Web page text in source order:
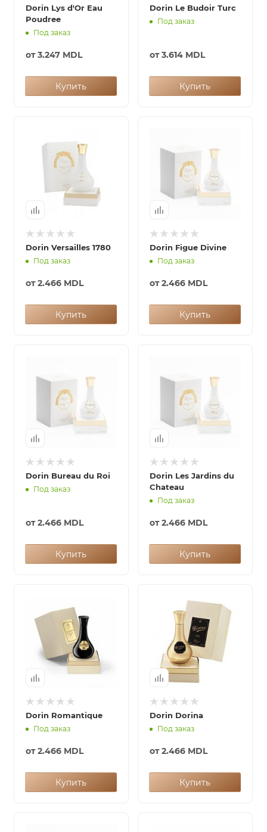
Dorin Lys d'Or Eau
Poudree
Под заказ
от3.247 MDL
Купить
Dorin Le Budoir Turc
Под заказ
от3.614 MDL
Купить
Dorin Versailles 1780
Под заказ
от2.466 MDL
Купить
Dorin Figue Divine
Под заказ
от2.466 MDL
Купить
Dorin Bureau du Roi
Под заказ
от2.466 MDL
Купить
Dorin Les Jardins du
Chateau
Под заказ
от2.466 MDL
Купить
Dorin Romantique
Под заказ
от2.466 MDL
Купить
Dorin Dorina
Под заказ
от2.466 MDL
Купить